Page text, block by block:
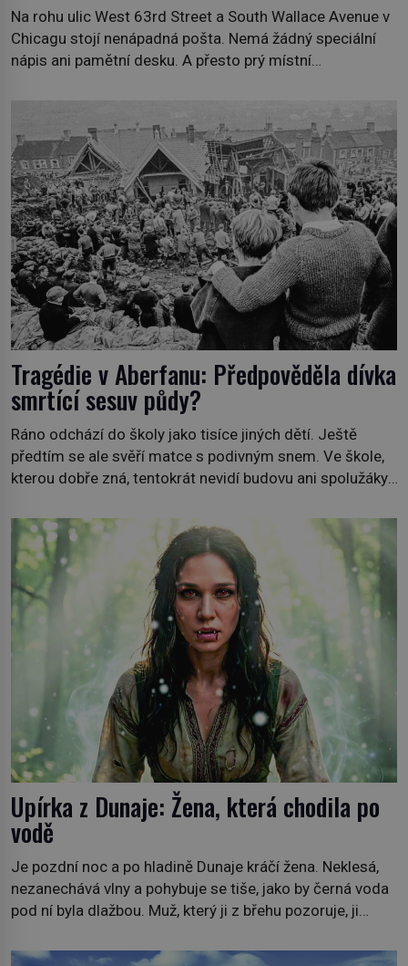
Na rohu ulic West 63rd Street a South Wallace Avenue v
Chicagu stojí nenápadná pošta. Nemá žádný speciální
nápis ani pamětní desku. A přesto prý místní
sídlil sériový vrah H. H. Holmes a také nejpropracovanější
past na lidi v dějinách americké kriminalistiky. Herman
Webster Mudgett (1861–1896) přijíždí […]
Tragédie v Aberfanu: Předpověděla dívka
smrtící sesuv půdy?
Ráno odchází do školy jako tisíce jiných dětí. Ještě
předtím se ale svěří matce s podivným snem. Ve škole,
kterou dobře zná, tentokrát nevidí budovu ani spolužáky.
později je mrtvá. Mohla devítiletá Zahlédla vlastní
osud? Dne 21. října 1966 se velšská vesnice Aberfan […]
Upírka z Dunaje: Žena, která chodila po
vodě
Je pozdní noc a po hladině Dunaje kráčí žena. Neklesá,
nezanechává vlny a pohybuje se tiše, jako by černá voda
pod ní byla dlažbou. Muž, který ji z břehu pozoruje, ji
mrtvá celé století. Vesnice Kisiljevo v severovýchodním